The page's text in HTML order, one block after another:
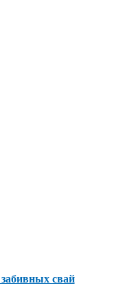
свай